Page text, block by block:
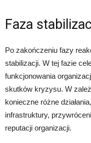
Faza
Po zakończeniu fazy
stabilizacji. W tej fazie
funkcjonowania
skutków kryzysu. W
konieczne różne
infrastruktury,
reputacji organizacji.